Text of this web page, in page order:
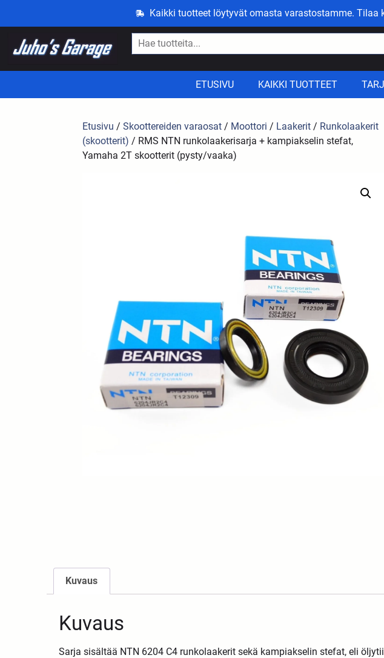
Kaikki tuotteet löytyvät omasta varastostamme.
ETUSIVU KAIKKI TUOTTEET
Etusivu /Skoottereiden varaosat / Moottori / Laakerit / Runkolaakerit
(skootterit) / RMS NTN runkolaakerisarja + kampiakselin stefat,
Yamaha 2T skootterit (pysty/vaaka)
Kuvaus
Kuvaus
Sarja sisältää NTN 6204 C4 runkolaakerit sekä kampiakselin stefat, eli